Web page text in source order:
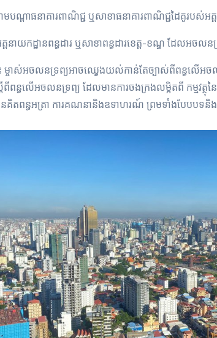
បណ្តាធនាគារពាណិជ្ជ ឬសាខាធនាគារពាណិជ្ជដៃគូរបស់អគ្គ
នាយកដ្ឋានពន្ធដារ ឬសាខាពន្ធដារខេត្ត-ខណ្ឌ ដែលអចលន
ម្ចាស់អចលនទ្រព្យអាចឈ្វេងយល់កាន់តែច្បាស់ពីពន្ធលើអច
ពីពន្ធលើអចលនទ្រព្យ ដែលមានការចងក្រងលម្អិតពី កម្មវត្
នគិតពន្ធអត្រា ការគណនានិងឧទាហរណ៍ ព្រមទាំងបែបបទនិង